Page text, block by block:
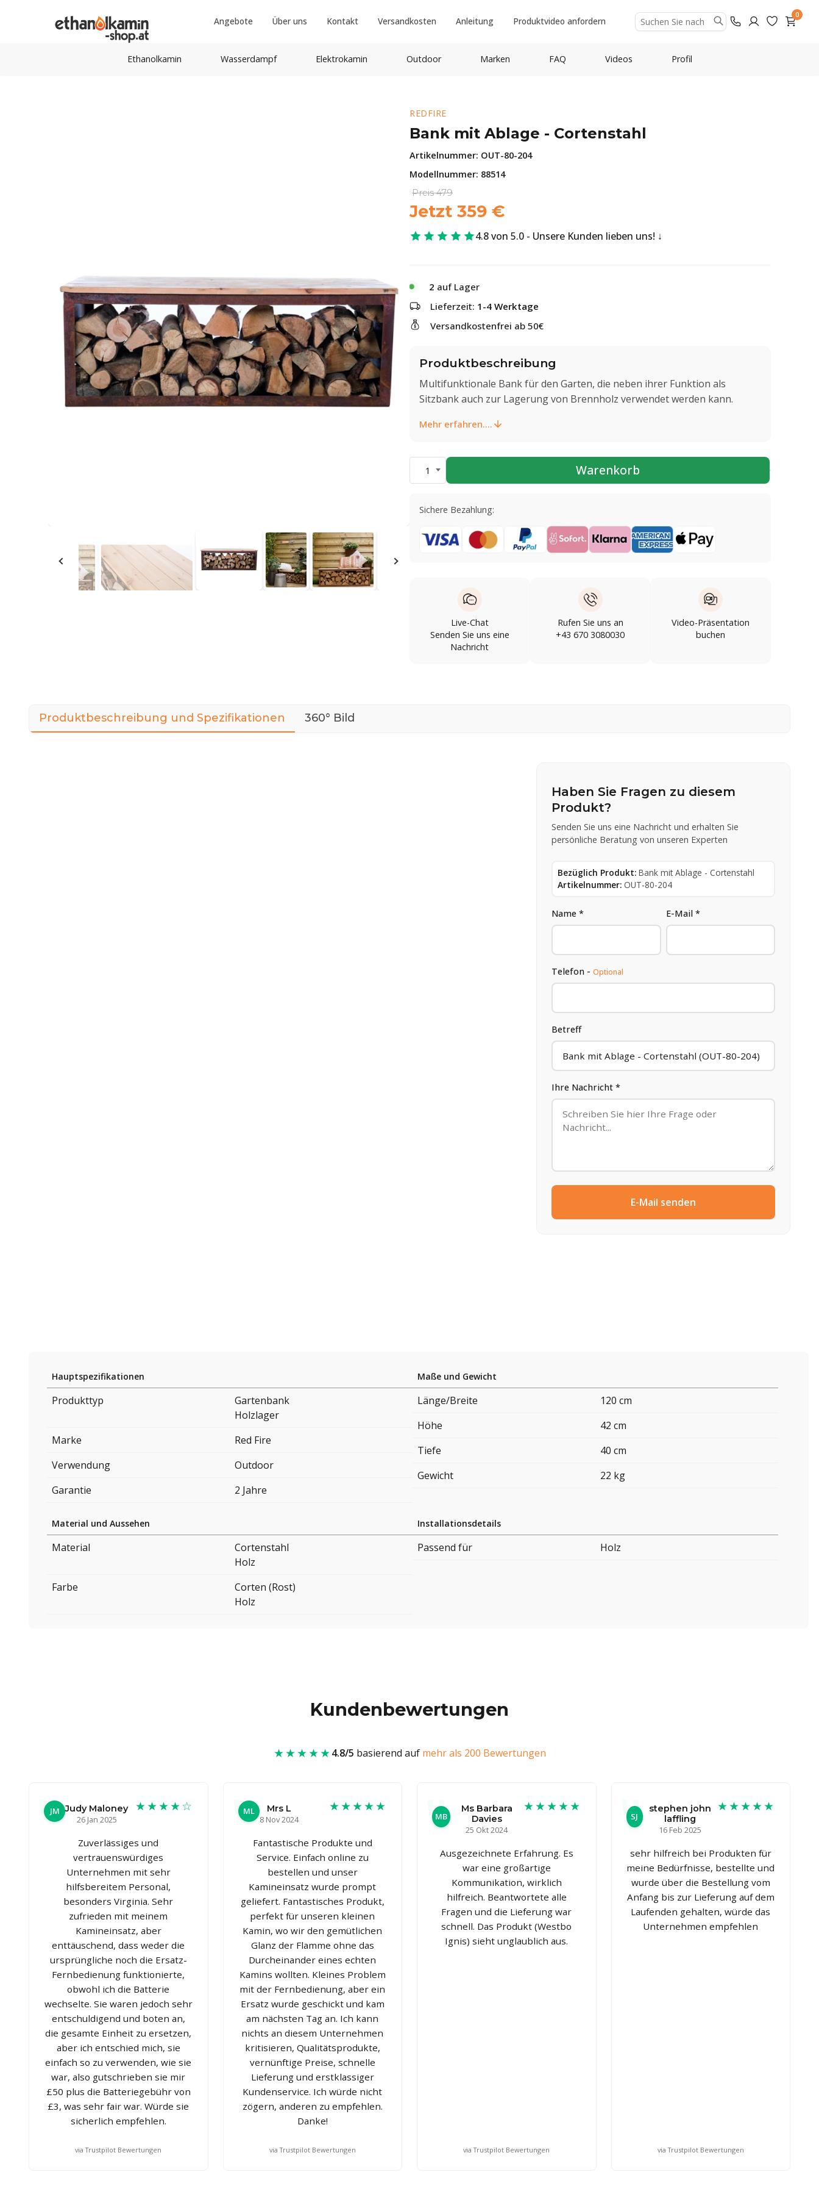
Angebote Über uns Kontakt Versandkosten Anleitung Produktvideo anfordern
0
Ethanolkamin Wasserdampf Elektrokamin Outdoor Marken FAQ Videos Profil
REDFIRE
Bank mit Ablage - Cortenstahl
Artikelnummer: OUT-80-204
Modellnummer: 88514
Preis479
Jetzt 359 €
4.8 von 5.0 - Unsere Kunden lieben uns!
2 auf Lager
Lieferzeit: 1-4 Werktage
Versandkostenfrei ab 50€
Produktbeschreibung
Multifunktionale Bank für den Garten, die neben ihrer Funktion als
Sitzbank auch zur Lagerung von Brennholz verwendet werden kann.
Mehr erfahren....
1 Warenkorb
Sichere Bezahlung:
Live-Chat
Senden Sie uns eine
Nachricht
Rufen Sie uns an
+43 670 3080030
Video-Präsentation
buchen
Produktbeschreibung und Spezifikationen 360° Bild
Haben Sie Fragen zu diesem
Produkt?
Senden Sie uns eine Nachricht und erhalten Sie
persönliche Beratung von unseren Experten
Bezüglich Produkt: Bank mit Ablage - Cortenstahl
Artikelnummer: OUT-80-204
Name * E-Mail *
Telefon -Optional
Betreff
Ihre Nachricht *
E-Mail senden
Hauptspezifikationen
Produkttyp
Gartenbank
Holzlager
Marke
Red Fire
Verwendung
Outdoor
Garantie
2 Jahre
Maße und Gewicht
Länge/Breite
120 cm
Höhe
42 cm
Tiefe
40 cm
Gewicht
22 kg
Material und Aussehen
Material
Cortenstahl
Holz
Farbe
Corten (Rost)
Holz
Installationsdetails
Passend für Holz
Kundenbewertungen
★★★★★4.8/5 basierend auf mehr als 200 Bewertungen
JM Judy Maloney
26 Jan 2025
★★★★☆
Zuverlässiges und
vertrauenswürdiges
Unternehmen mit sehr
hilfsbereitem Personal,
besonders Virginia. Sehr
zufrieden mit meinem
Kamineinsatz, aber
enttäuschend, dass weder die
ursprüngliche noch die Ersatz-
Fernbedienung funktionierte,
obwohl ich die Batterie
wechselte. Sie waren jedoch sehr
entschuldigend und boten an,
die gesamte Einheit zu ersetzen,
aber ich entschied mich, sie
einfach so zu verwenden, wie sie
war, also gutschrieben sie mir
£50 plus die Batteriegebühr von
£3, was sehr fair war. Würde sie
sicherlich empfehlen.
via Trustpilot Bewertungen
ML
Mrs L
8 Nov 2024
★★★★★
Fantastische Produkte und
Service. Einfach online zu
bestellen und unser
Kamineinsatz wurde prompt
geliefert. Fantastisches Produkt,
perfekt für unseren kleinen
Kamin, wo wir den gemütlichen
Glanz der Flamme ohne das
Durcheinander eines echten
Kamins wollten. Kleines Problem
mit der Fernbedienung, aber ein
Ersatz wurde geschickt und kam
am nächsten Tag an. Ich kann
nichts an diesem Unternehmen
kritisieren, Qualitätsprodukte,
vernünftige Preise, schnelle
Lieferung und erstklassiger
Kundenservice. Ich würde nicht
zögern, anderen zu empfehlen.
Danke!
via Trustpilot Bewertungen
MB
Ms Barbara
Davies
25 Okt 2024
★★★★★
Ausgezeichnete Erfahrung. Es
war eine großartige
Kommunikation, wirklich
hilfreich. Beantwortete alle
Fragen und die Lieferung war
schnell. Das Produkt (Westbo
Ignis) sieht unglaublich aus.
via Trustpilot Bewertungen
SJ
stephen john
laffling
16 Feb 2025
★★★★★
sehr hilfreich bei Produkten für
meine Bedürfnisse, bestellte und
wurde über die Bestellung vom
Anfang bis zur Lieferung auf dem
Laufenden gehalten, würde das
Unternehmen empfehlen
via Trustpilot Bewertungen